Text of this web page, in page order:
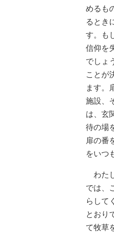
めるも
るとき
す。も
信仰を
でしょ
ことが
ます。
施設、
は、玄
待の場
扉の番
をいつ
わた
では、
らして
とおり
て牧草